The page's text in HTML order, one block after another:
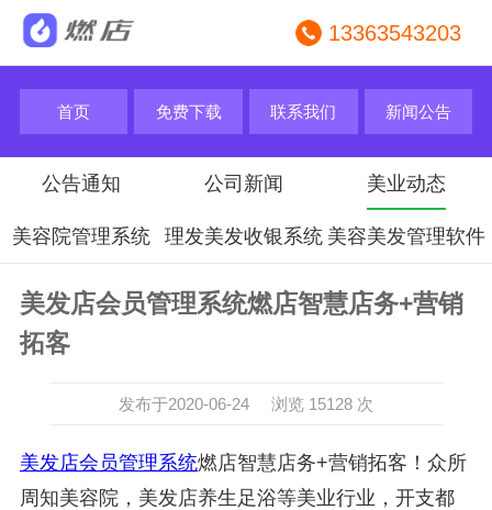
13363543203
首页 免费下载 联系我们 新闻公告
公告通知 公司新闻 美业动态
美容院管理系统 理发美发收银系统 美容美发管理软件
美发店会员管理系统燃店智慧店务+营销
拓客
发布于2020-06-24 浏览 15128 次
美发店会员管理系统燃店智慧店务+营销拓客！众所
周知美容院，美发店养生足浴等美业行业，开支都